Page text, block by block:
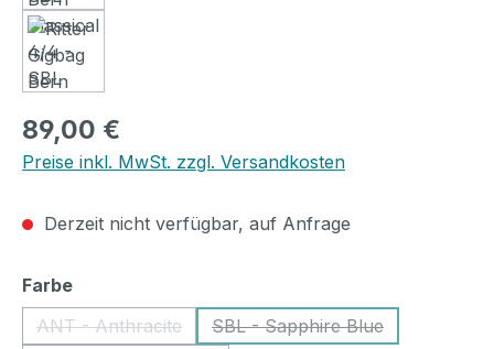
Regulärer Preis:
89,00 €
Preise inkl. MwSt. zzgl. Versandkosten
Derzeit nicht verfügbar, auf Anfrage
Farbeauswählen
ANT - Anthracite
(Diese Option ist zurzeit nicht verfügbar.)
SBL - Sapphire Blue
(Diese Option ist zurzeit